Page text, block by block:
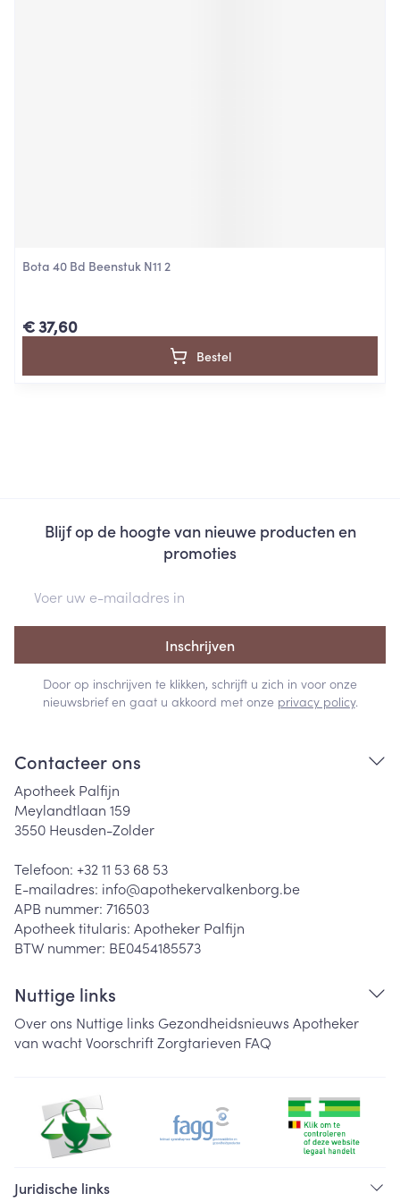
Bota 40 Bd Beenstuk N11 2
€ 37,60
Bestel
Blijf op de hoogte van nieuwe producten en
promoties
Inschrijven
Door op inschrijven te klikken, schrijft u zich in voor onze
nieuwsbrief en gaat u akkoord met onze privacy policy.
Contacteer ons
Apotheek Palfijn
Meylandtlaan 159
3550 Heusden-Zolder
Telefoon: +32 11 53 68 53
E-mailadres: info@apothekervalkenborg.be
APB nummer: 716503
Apotheek titularis: Apotheker Palfijn
BTW nummer: BE0454185573
Nuttige links
Over ons Nuttige links Gezondheidsnieuws Apotheker
van wachtVoorschriftZorgtarieven FAQ
Juridische links